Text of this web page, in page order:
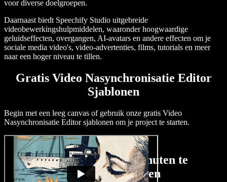
voor diverse doelgroepen.
Daarnaast biedt Speechify Studio uitgebreide
videobewerkingshulpmiddelen, waaronder hoogwaardige
geluidseffecten, overgangen, AI-avatars en andere effecten om je
sociale media video's, video-advertenties, films, tutorials en meer
naar een hoger niveau te tillen.
Gratis Video Nasynchronisatie Editor
Sjablonen
Begin met een leeg canvas of gebruik onze gratis Video
Nasynchronisatie Editor sjablonen om je project te starten.
Hoe een Video in Minuten te
Nasynchroniseren